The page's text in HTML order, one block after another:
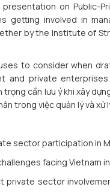
on Public-
getting involved in
by the Institute of
to consider when
and private
cần lưu ý khi xây
trong việc quản lý và xử
sector participation in
facing Vietnam
private sector